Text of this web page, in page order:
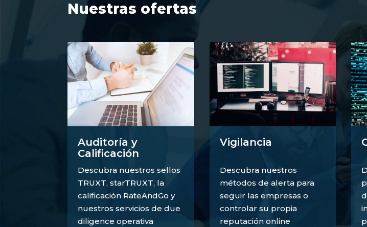
Nuestras ofertas
Auditoría y
Calificación
Descubra nuestros sellos
TRUXT, starTRUXT, la
calificación RateAndGo y
nuestros servicios de due
diligence operativa
Vigilancia
Descubra nuestros
métodos de alerta para
seguir las empresas o
controlar su propia
reputación online